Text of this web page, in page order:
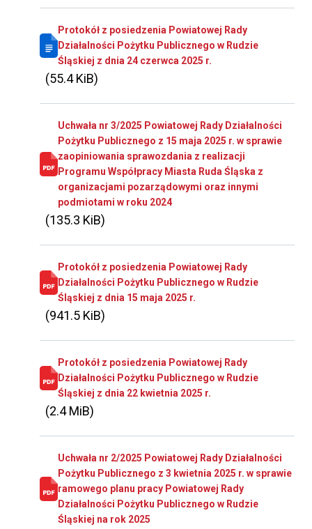
Protokół z posiedzenia Powiatowej Rady
Działalności Pożytku Publicznego w Rudzie
Śląskiej z dnia 24 czerwca 2025 r.
(55.4 KiB)
Uchwała nr 3/2025 Powiatowej Rady Działalności
Pożytku Publicznego z 15 maja 2025 r. w sprawie
zaopiniowania sprawozdania z realizacji
Programu Współpracy Miasta Ruda Śląska z
organizacjami pozarządowymi oraz innymi
podmiotami w roku 2024
(135.3 KiB)
Protokół z posiedzenia Powiatowej Rady
Działalności Pożytku Publicznego w Rudzie
Śląskiej z dnia 15 maja 2025 r.
(941.5 KiB)
Protokół z posiedzenia Powiatowej Rady
Działalności Pożytku Publicznego w Rudzie
Śląskiej z dnia 22 kwietnia 2025 r.
(2.4 MiB)
Uchwała nr 2/2025 Powiatowej Rady Działalności
Pożytku Publicznego z 3 kwietnia 2025 r. w sprawie
ramowego planu pracy Powiatowej Rady
Działalności Pożytku Publicznego w Rudzie
Śląskiej na rok 2025